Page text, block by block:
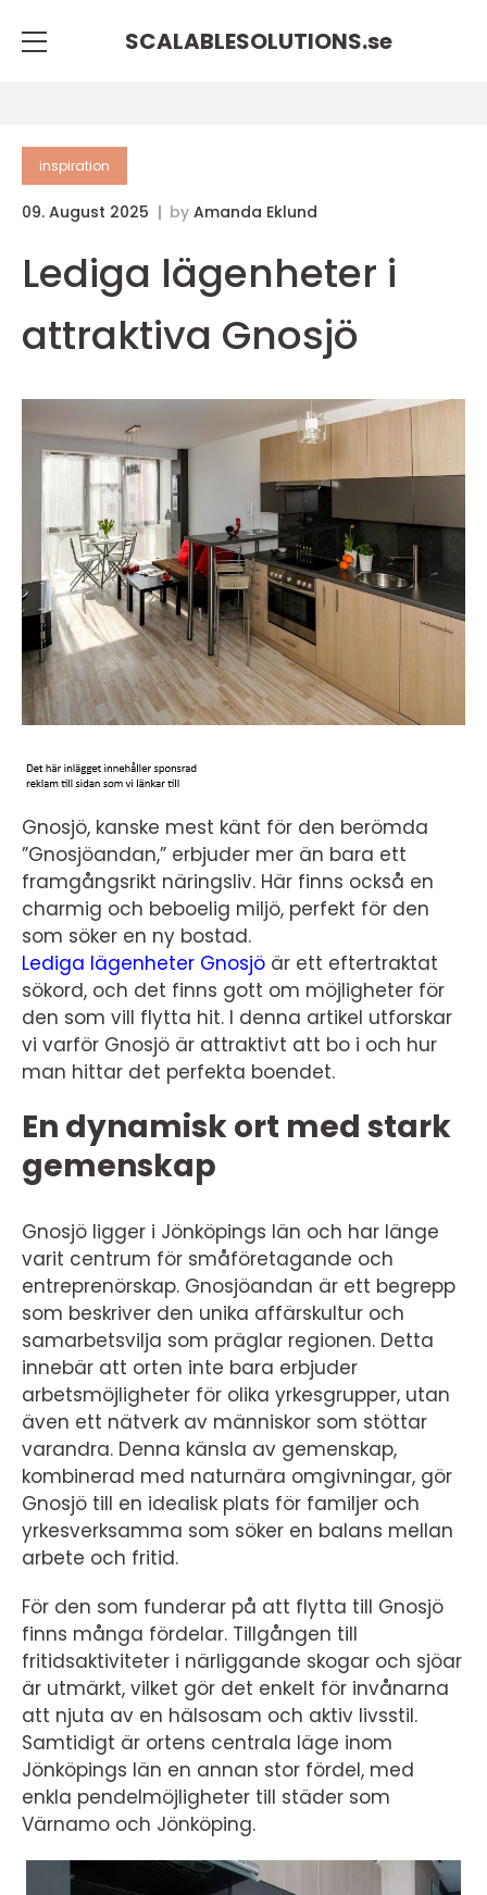
SCALABLESOLUTIONS.se
inspiration
09. August 2025 by Amanda Eklund
Lediga lägenheter i
attraktiva Gnosjö
Gnosjö, kanske mest känt för den berömda
”Gnosjöandan,” erbjuder mer än bara ett
framgångsrikt näringsliv. Här finns också en
charmig och beboelig miljö, perfekt för den
som söker en ny bostad.
Lediga lägenheter Gnosjö är ett eftertraktat
sökord, och det finns gott om möjligheter för
den som vill flytta hit. I denna artikel utforskar
vi varför Gnosjö är attraktivt att bo i och hur
man hittar det perfekta boendet.
En dynamisk ort med stark
gemenskap
Gnosjö ligger i Jönköpings län och har länge
varit centrum för småföretagande och
entreprenörskap. Gnosjöandan är ett begrepp
som beskriver den unika affärskultur och
samarbetsvilja som präglar regionen. Detta
innebär att orten inte bara erbjuder
arbetsmöjligheter för olika yrkesgrupper, utan
även ett nätverk av människor som stöttar
varandra. Denna känsla av gemenskap,
kombinerad med naturnära omgivningar, gör
Gnosjö till en idealisk plats för familjer och
yrkesverksamma som söker en balans mellan
arbete och fritid.
För den som funderar på att flytta till Gnosjö
finns många fördelar. Tillgången till
fritidsaktiviteter i närliggande skogar och sjöar
är utmärkt, vilket gör det enkelt för invånarna
att njuta av en hälsosam och aktiv livsstil.
Samtidigt är ortens centrala läge inom
Jönköpings län en annan stor fördel, med
enkla pendelmöjligheter till städer som
Värnamo och Jönköping.